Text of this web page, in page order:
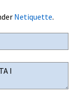
Netiquette.